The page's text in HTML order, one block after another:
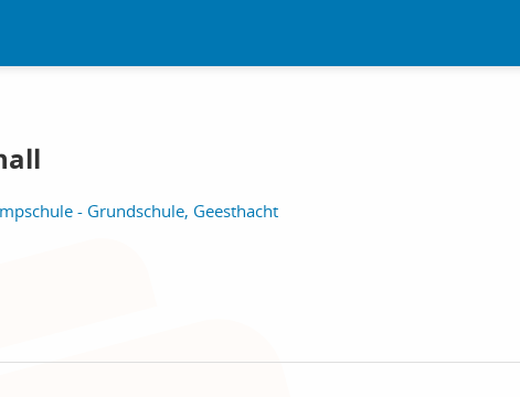
- Grundschule, Geesthacht